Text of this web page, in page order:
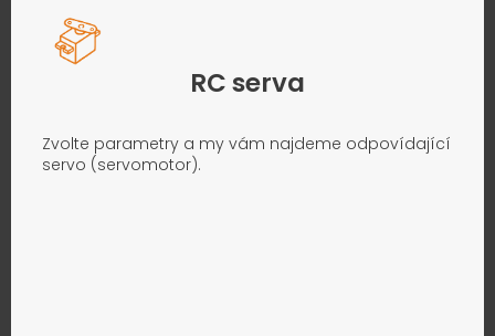
RC serva
Zvolte parametry a my vám najdeme odpovídající
servo (servomotor).